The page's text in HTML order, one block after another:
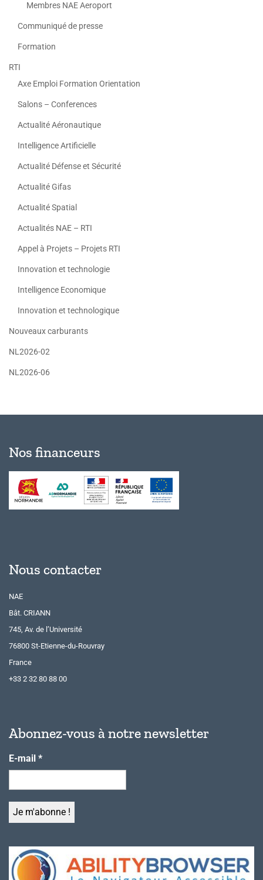
Membres NAE Aeroport
Communiqué de presse
Formation
RTI
Axe Emploi Formation Orientation
Salons – Conferences
Actualité Aéronautique
Intelligence Artificielle
Actualité Défense et Sécurité
Actualité Gifas
Actualité Spatial
Actualités NAE – RTI
Appel à Projets – Projets RTI
Innovation et technologie
Intelligence Economique
Innovation et technologique
Nouveaux carburants
NL2026-02
NL2026-06
Nos financeurs
Nous contacter
NAE
Bât. CRIANN
745, Av. de l’Université
76800 St-Etienne-du-Rouvray
France
+33 2 32 80 88 00
Abonnez-vous à notre newsletter
E-mail *